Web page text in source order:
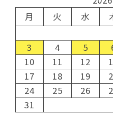
月
火 水
3
4 5
10
11 12
17
18 19
24
25 26
31